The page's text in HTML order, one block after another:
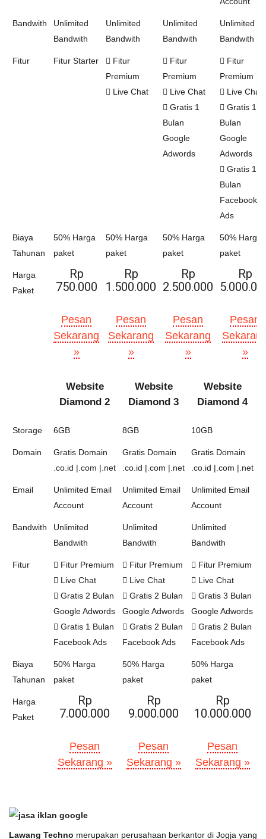
Bandwith
Unlimited
Bandwith
Unlimited
Bandwith
Unlimited
Bandwith
Unlimited
Bandwith
Fitur Fitur Starter
Fitur
Premium
Live Chat
Fitur
Premium
Live Chat
Gratis 1
Bulan
Google
Adwords
Fitur
Premium
Live Chat
Gratis 1
Bulan
Google
Adwords
Gratis 1
Bulan
Facebook
Ads
Biaya
Tahunan
50% Harga
paket
50% Harga
paket
50% Harga
paket
50% Harga
paket
Harga
Paket
Rp
750.000
Rp
1.500.000
Rp
2.500.000
Rp
Pesan
Sekarang
»
Pesan
Sekarang
»
Pesan
Sekarang
»
Pesan
»
Website
Diamond 2
Website
Diamond 3
Website
Diamond 4
Storage 6GB 8GB 10GB
Domain
Gratis Domain
.co.id |.com |.net
Gratis Domain
.co.id |.com |.net
Gratis Domain
.co.id |.com |.net
Email
Unlimited Email
Account
Unlimited Email
Account
Unlimited Email
Account
Bandwith
Unlimited
Bandwith
Unlimited
Bandwith
Unlimited
Bandwith
Fitur
Fitur Premium
Live Chat
Gratis 2 Bulan
Google Adwords
Gratis 1 Bulan
Facebook Ads
Fitur Premium
Live Chat
Gratis 2 Bulan
Google Adwords
Gratis 2 Bulan
Facebook Ads
Fitur Premium
Live Chat
Gratis 3 Bulan
Google Adwords
Gratis 2 Bulan
Facebook Ads
Biaya
Tahunan
50% Harga
paket
50% Harga
paket
50% Harga
paket
Harga
Paket
Rp
7.000.000
Rp
9.000.000
Rp
10.000.000
Pesan
Sekarang »
Pesan
Sekarang »
Pesan
Sekarang »
Lawang Techno merupakan perusahaan berkantor di Jogja yang